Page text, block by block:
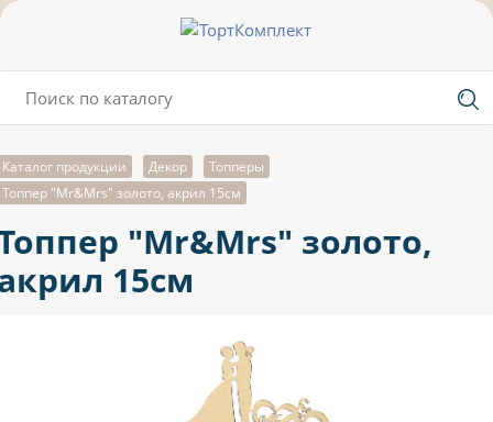
Каталог продукции Декор
Топперы
Топпер "Mr&Mrs" золото, акрил 15см
"Mr&Mrs" золото,
15см